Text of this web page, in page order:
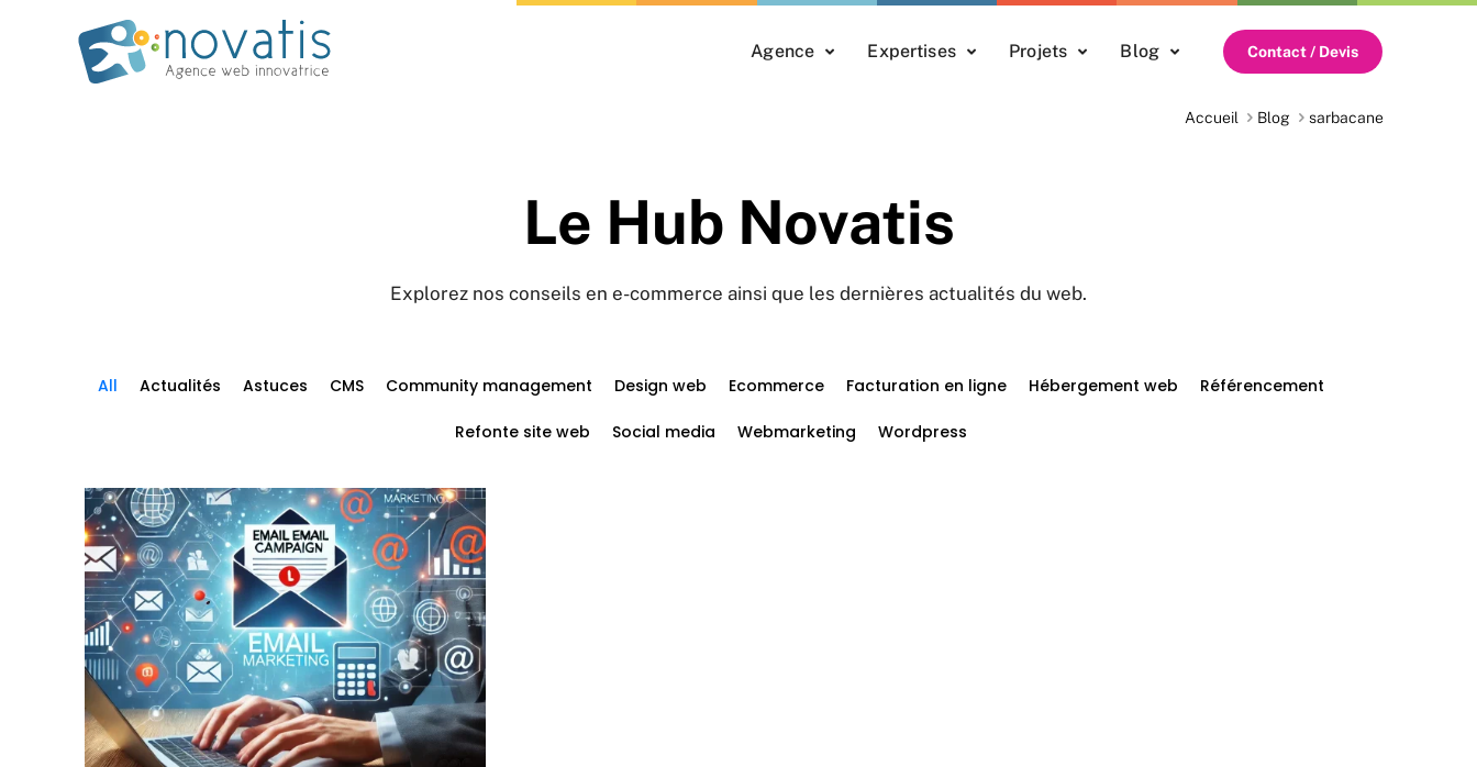
Agence Expertises Projets Blog Contact / Devis
Accueil Blog sarbacane
Le Hub Novatis
Explorez nos conseils en e-commerce ainsi que les dernières actualités du web.
All Actualités Astuces CMS Community management Design web Ecommerce Facturation en ligne Hébergement web Référencement
Refonte site web Social media Webmarketing Wordpress